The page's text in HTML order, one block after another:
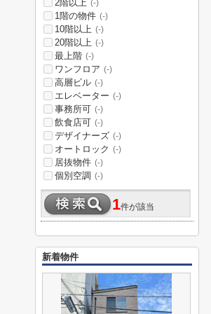
2階以上 (-)
1階の物件 (-)
10階以上 (-)
20階以上 (-)
最上階 (-)
ワンフロア (-)
高層ビル (-)
エレベーター (-)
事務所可 (-)
飲食店可 (-)
デザイナーズ (-)
オートロック (-)
居抜物件 (-)
個別空調 (-)
1件が該当
新着物件